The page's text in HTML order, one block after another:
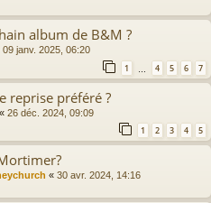
album de B&M ?
09 janv. 2025, 06:20
1 4 5 6 7
reprise préféré ?
« 26 déc. 2024, 09:09
1 2 3 4 5
« 30 avr. 2024, 14:16